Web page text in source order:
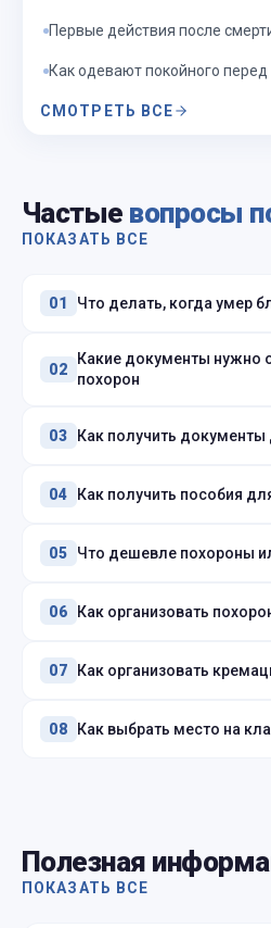
Первые действия после
Как одевают покойного
СМОТРЕТЬ ВСЕ
Частые вопросы
ПОКАЗАТЬ ВСЕ
01 Что делать, когда умер
02
Какие документы нужно
похорон
03 Как получить документы
04 Как получить пособия
05 Что дешевле похороны
06 Как организовать
07 Как организовать
08 Как выбрать место на
Полезная
ПОКАЗАТЬ ВСЕ